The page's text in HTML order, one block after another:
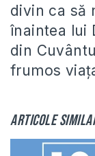
divin ca să
înaintea lui
din
frumos
Articole